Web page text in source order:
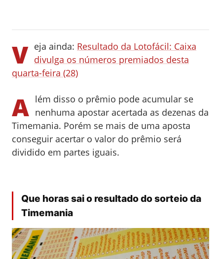
V eja ainda: Resultado da Lotofácil: Caixa
divulga os números premiados desta
quarta-feira (28)
A lém disso o prêmio pode acumular se
nenhuma apostar acertada as dezenas da
Timemania. Porém se mais de uma aposta
conseguir acertar o valor do prêmio será
dividido em partes iguais.
Que horas sai o resultado do sorteio da
Timemania